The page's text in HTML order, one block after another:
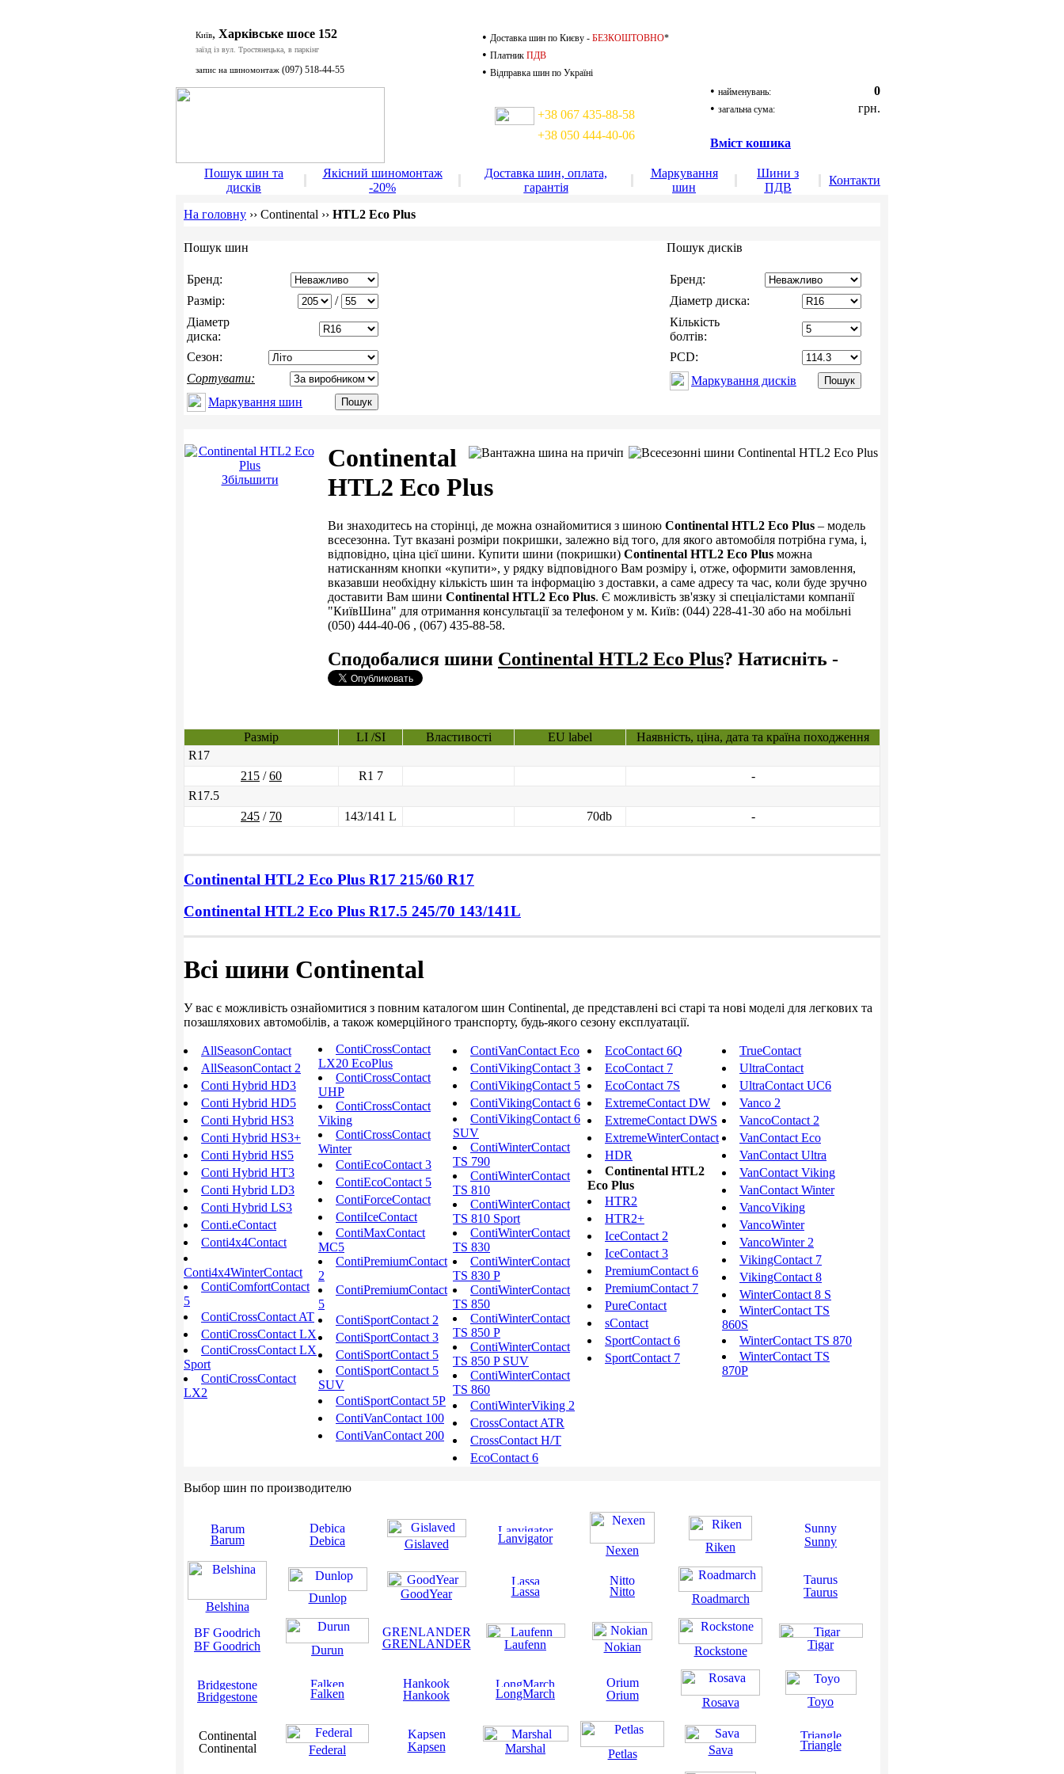
• найменувань:
0
• загальна сума: грн.
Вміст кошика
Київ, Харківське шосе 152
заїзд із вул. Тростянецька, в паркінг
запис на шиномонтаж (097) 518-44-55
• Доставка шин по Києву - БЕЗКОШТОВНО*
• Платник ПДВ
• Відправка шин по Україні
+38 067 435-88-58
+38 050 444-40-06
Пошук шин та
дисків
Якісний шиномонтаж
-20%
Доставка шин, оплата,
гарантія
Маркування
шин
Шини з
ПДВ
Контакти
На головну ›› Continental ›› HTL2 Eco Plus
Пошук шин
Бренд:
Размір:
/
Діаметр
диска:
Сезон:
Сортувати:
Маркування шин
Пошук дисків
Бренд:
Діаметр диска:
Кількість
болтів:
PCD:
Маркування дисків
Збільшити
Continental
HTL2 Eco Plus
Ви знаходитесь на сторінці, де можна ознайомитися з шиною Continental HTL2 Eco Plus – модель
всесезонна. Тут вказані розміри покришки, залежно від того, для якого автомобіля потрібна гума, і,
відповідно, ціна цієї шини. Купити шини (покришки) Continental HTL2 Eco Plus можна
натисканням кнопки «купити», у рядку відповідного Вам розміру і, отже, оформити замовлення,
вказавши необхідну кількість шин та інформацію з доставки, а саме адресу та час, коли буде зручно
доставити Вам шини Continental HTL2 Eco Plus. Є можливість зв'язку зі спеціалістами компанії
"КиївШина" для отримання консультації за телефоном у м. Київ: (044) 228-41-30 або на мобільні
(050) 444-40-06 , (067) 435-88-58.
Сподобалися шини Continental HTL2 Eco Plus? Натисніть -
Размір LI /SI Властивості EU label
Наявність, ціна, дата та країна походження
R17
215 /60 R1 7
-
R17.5
245 / 70 143/141 L 70db -
Continental HTL2 Eco Plus R17 215/60 R17
Continental HTL2 Eco Plus R17.5 245/70 143/141L
Всі шини Continental
У вас є можливість ознайомитися з повним каталогом шин Continental, де представлені всі старі та нові моделі для легкових та
позашляхових автомобілів, а також комерційного транспорту, будь-якого сезону експлуатації.
AllSeasonContact
AllSeasonContact 2
Conti Hybrid HD3
Conti Hybrid HD5
Conti Hybrid HS3
Conti Hybrid HS3+
Conti Hybrid HS5
Conti Hybrid HT3
Conti Hybrid LD3
Conti Hybrid LS3
Conti.eContact
Conti4x4Contact
Conti4x4WinterContact
ContiComfortContact
5
ContiCrossContact AT
ContiCrossContact LX
ContiCrossContact LX
Sport
ContiCrossContact
LX2
ContiCrossContact
LX20 EcoPlus
ContiCrossContact
UHP
ContiCrossContact
Viking
ContiCrossContact
Winter
ContiEcoContact 3
ContiEcoContact 5
ContiForceContact
ContiIceContact
ContiMaxContact
MC5
ContiPremiumContact
2
ContiPremiumContact
5
ContiSportContact 2
ContiSportContact 3
ContiSportContact 5
ContiSportContact 5
SUV
ContiSportContact 5P
ContiVanContact 100
ContiVanContact 200
ContiVanContact Eco
ContiVikingContact 3
ContiVikingContact 5
ContiVikingContact 6
ContiVikingContact 6
SUV
ContiWinterContact
TS 790
ContiWinterContact
TS 810
ContiWinterContact
TS 810 Sport
ContiWinterContact
TS 830
ContiWinterContact
TS 830 P
ContiWinterContact
TS 850
ContiWinterContact
TS 850 P
ContiWinterContact
TS 850 P SUV
ContiWinterContact
TS 860
ContiWinterViking 2
CrossContact ATR
CrossContact H/T
EcoContact 6
EcoContact 6Q
EcoContact 7
EcoContact 7S
ExtremeContact DW
ExtremeContact DWS
ExtremeWinterContact
HDR
Continental HTL2
Eco Plus
HTR2
HTR2+
IceContact 2
IceContact 3
PremiumContact 6
PremiumContact 7
PureContact
sContact
SportContact 6
SportContact 7
TrueContact
UltraContact
UltraContact UC6
Vanco 2
VancoContact 2
VanContact Eco
VanContact Ultra
VanContact Viking
VanContact Winter
VancoViking
VancoWinter
VancoWinter 2
VikingContact 7
VikingContact 8
WinterContact 8 S
WinterContact TS
860S
WinterContact TS 870
WinterContact TS
870P
Выбор шин по производителю
Barum
Belshina
BF Goodrich
Bridgestone
Continental
Debica
Dunlop
Durun
Falken
Federal
Gislaved
GoodYear
GRENLANDER
Hankook
Kapsen
Lanvigator
Lassa
Laufenn
LongMarch
Marshal
Nexen
Nitto
Nokian
Orium
Petlas
Riken
Roadmarch
Rockstone
Rosava
Sava
Sunny
Taurus
Tigar
Toyo
Triangle